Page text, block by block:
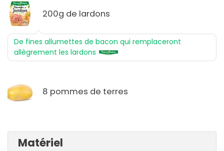
200g de lardons
De fines allumettes de bacon qui remplaceront
allègrement les lardons
8 pommes de terres
Matériel